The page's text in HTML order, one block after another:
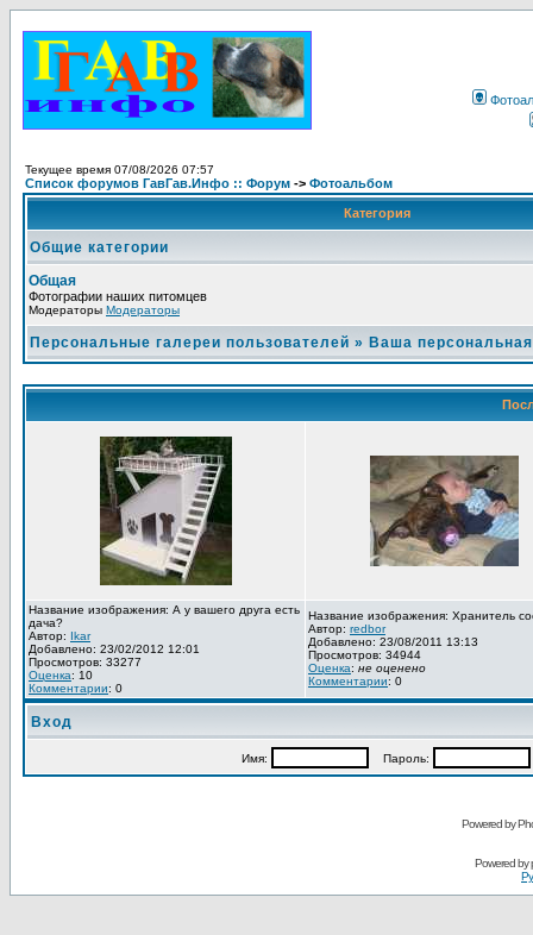
Текущее время 07/08/2026 07:57
Список форумов ГавГав.Инфо :: Форум -> Фотоальбом
Категория
Общие категории
Общая
Фотографии наших питомцев
Модераторы Модераторы
Персональные галереи пользователей » Ваша
Название изображения: А у вашего друга есть
дача?
Автор: Ikar
Добавлено: 23/02/2012 12:01
Просмотров: 33277
Оценка: 10
Комментарии: 0
Название изображения: Хранитель
Автор: redbor
Добавлено: 23/08/2011 13:13
Просмотров: 34944
Оценка: не оценено
Комментарии: 0
Вход
Имя: Пароль:
Powered by
Powered by